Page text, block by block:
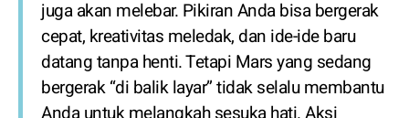
juga akan melebar. Pikiran Anda bisa bergerak
cepat, kreativitas meledak, dan ide-ide baru
datang tanpa henti. Tetapi Mars yang sedang
bergerak “di balik layar” tidak selalu membantu